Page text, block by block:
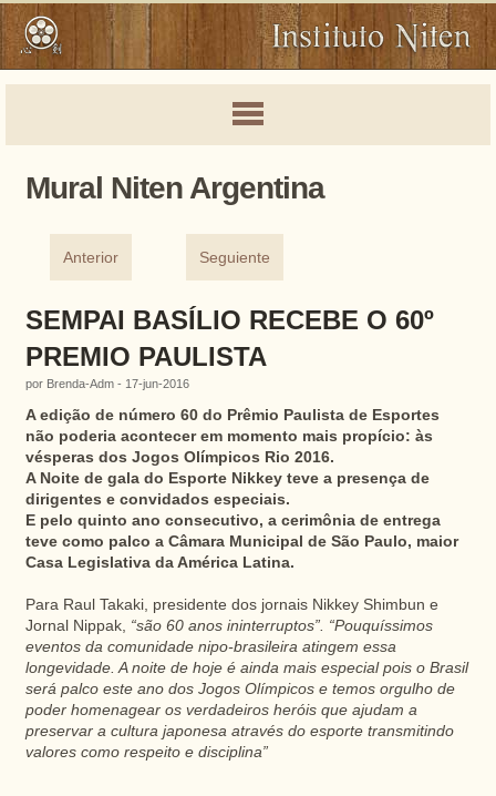
Mural Niten Argentina
Anterior Seguiente
SEMPAI BASÍLIO RECEBE O 60º
PREMIO PAULISTA
por Brenda-Adm - 17-jun-2016
A edição de número 60 do Prêmio Paulista de Esportes
não poderia acontecer em momento mais propício: às
vésperas dos Jogos Olímpicos Rio 2016.
A Noite de gala do Esporte Nikkey teve a presença de
dirigentes e convidados especiais.
E pelo quinto ano consecutivo, a cerimônia de entrega
teve como palco a Câmara Municipal de São Paulo, maior
Casa Legislativa da América Latina.
Para Raul Takaki, presidente dos jornais Nikkey Shimbun e
Jornal Nippak, “são 60 anos ininterruptos”. “Pouquíssimos
eventos da comunidade nipo-brasileira atingem essa
longevidade. A noite de hoje é ainda mais especial pois o Brasil
será palco este ano dos Jogos Olímpicos e temos orgulho de
poder homenagear os verdadeiros heróis que ajudam a
preservar a cultura japonesa através do esporte transmitindo
valores como respeito e disciplina”